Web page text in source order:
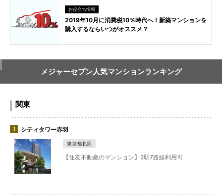
お役立ち情報
2019年10月に消費税10％時代へ！新築マンションを
購入するならいつがオススメ？
メジャーセブン人気マンションランキング
関東
シティタワー赤羽
東京都北区
【住友不動産のマンション】2駅7路線利用可